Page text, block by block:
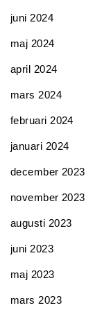
juni 2024
maj 2024
april 2024
mars 2024
februari 2024
januari 2024
december 2023
november 2023
augusti 2023
juni 2023
maj 2023
mars 2023